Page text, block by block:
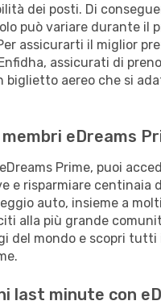
dei posti. Di
può variare durante il
assicurarti il miglior
assicurati di
biglietto aereo che si
eDreams
Prime, puoi
e risparmiare centinaia
auto, insieme a
alla più grande
del mondo e scopri
last minute con